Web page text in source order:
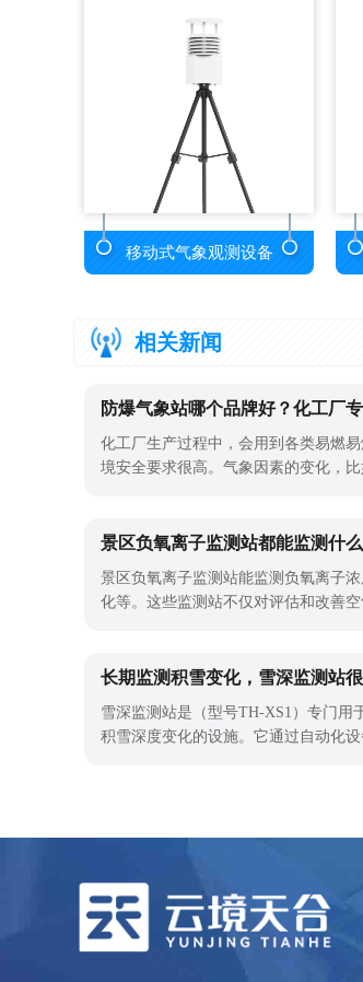
移动式气象观测设备
相关新闻
防爆气象站哪个品牌好？化工厂
化工厂生产过程中，会用到各类易燃
境安全要求很高。气象因素的变化，
易爆物料达到燃点，引发危险。所以化
并处理。很多化工企业在选择防爆气象
景区负氧离子监测站都能监测什么
景区负氧离子监测站能监测负氧离子
化等。这些监测站不仅对评估和改善
度监测实时监测与显示：负氧离子监测
度。这种持续监测有助于及时了解空
长期监测积雪变化，雪深监测站很
雪深监测站是（型号TH-XS1）专门用
积雪深度变化的设施。它通过自动化